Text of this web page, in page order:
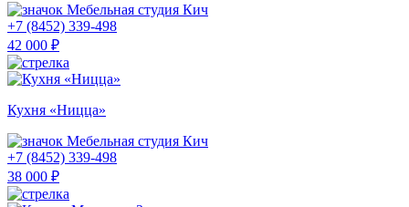
Мебельная студия Кич
+7 (8452) 339-498
42 000 ₽
Кухня «Ницца»
Мебельная студия Кич
+7 (8452) 339-498
38 000 ₽